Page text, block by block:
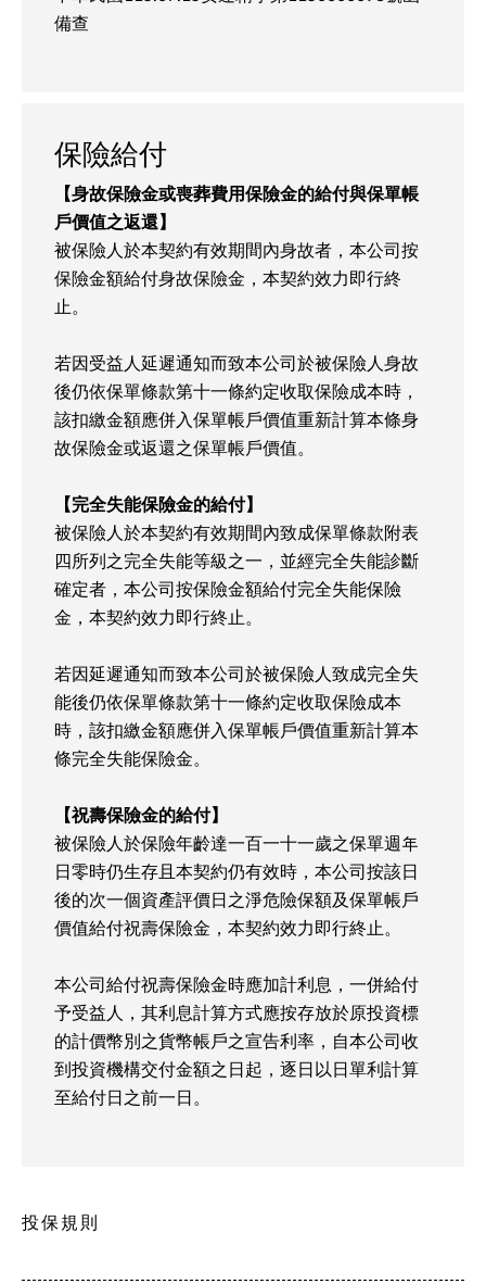
備查
保險給付
【身故保險金或喪葬費用保險金的給付與保單帳
戶價值之返還】
被保險人於本契約有效期間內身故者，本公司按
保險金額給付身故保險金，本契約效力即行終
止。
若因受益人延遲通知而致本公司於被保險人身故
後仍依保單條款第十一條約定收取保險成本時，
該扣繳金額應併入保單帳戶價值重新計算本條身
故保險金或返還之保單帳戶價值。
【完全失能保險金的給付】
被保險人於本契約有效期間內致成保單條款附表
四所列之完全失能等級之一，並經完全失能診斷
確定者，本公司按保險金額給付完全失能保險
金，本契約效力即行終止。
若因延遲通知而致本公司於被保險人致成完全失
能後仍依保單條款第十一條約定收取保險成本
時，該扣繳金額應併入保單帳戶價值重新計算本
條完全失能保險金。
【祝壽保險金的給付】
被保險人於保險年齡達一百一十一歲之保單週年
日零時仍生存且本契約仍有效時，本公司按該日
後的次一個資產評價日之淨危險保額及保單帳戶
價值給付祝壽保險金，本契約效力即行終止。
本公司給付祝壽保險金時應加計利息，一併給付
予受益人，其利息計算方式應按存放於原投資標
的計價幣別之貨幣帳戶之宣告利率，自本公司收
到投資機構交付金額之日起，逐日以日單利計算
至給付日之前一日。
投保規則